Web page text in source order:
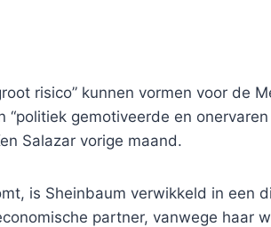
risico” kunnen vormen voor de
“politiek gemotiveerde en
Salazar vorige maand.
is Sheinbaum verwikkeld in een
partner, vanwege haar